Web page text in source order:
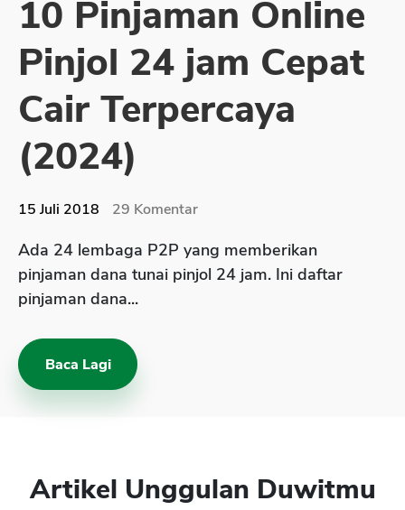
Sekuritas Saham
Bank Digital
Crypto
Assets Crypto
Exchange
Asuransi Kesehatan
Asuransi Syariah
10 Pinjaman Online
Pinjol 24 jam Cepat
Cair Terpercaya
(2024)
15 Juli 2018 29 Komentar
Ada 24 lembaga P2P yang memberikan
pinjaman dana tunai pinjol 24 jam. Ini daftar
pinjaman dana...
Baca Lagi
Artikel Unggulan Duwitmu